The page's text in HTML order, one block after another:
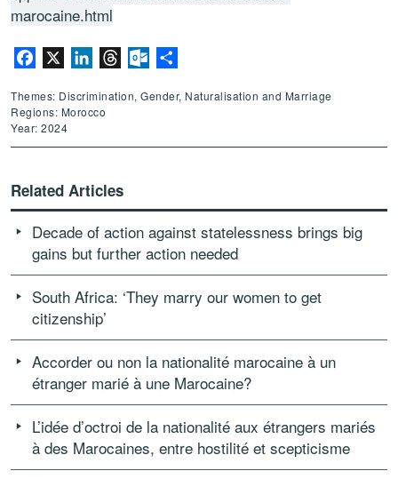
marocaine.html
Facebook LinkedInThreadsOutlook.com
Themes: Discrimination, Gender, Naturalisation and Marriage
Regions: Morocco
Year: 2024
Related Articles
Decade of action against statelessness brings big
gains but further action needed
South Africa: ‘They marry our women to get
citizenship’
Accorder ou non la nationalité marocaine à un
étranger marié à une Marocaine?
L’idée d’octroi de la nationalité aux étrangers mariés
à des Marocaines, entre hostilité et scepticisme